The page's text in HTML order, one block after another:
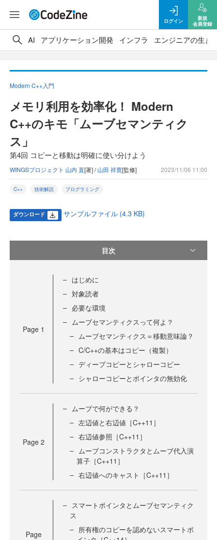
ログイン
新規
会員登録
AI アプリケーション開発 インフラ エンジニアの生き
Modern C++入門
メモリ利用を効率化！ Modern
C++のキモ「ムーブセマンティク
ス」
第4回 コピーと移動は明確に使い分けよう
WINGSプロジェクト 山内 直[著] /山田 祥寛[監修] 2023/11/06 11:00
C++ 技術解説 プログラミング
ダウンロード サンプルファイル (4.3 KB)
目次
Page 1
はじめに
対象読者
必要な環境
ムーブセマンティクスって何よ？
ムーブセマンティクス＝移動意味論？
C/C++の基本はコピー（複製）
ディープコピーとシャローコピー
シャローコピーとポインタの無効化
Page 2
ムーブで何ができる？
左辺値と右辺値［C++11］
右辺値参照［C++11］
ムーブコンストラクタとムーブ代入演
算子［C++11］
右辺値へのキャスト［C++11］
Page
スマートポインタとムーブセマンティク
ス
所有権のコピーを認めないスマートポ